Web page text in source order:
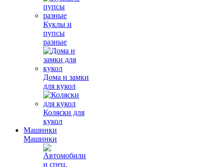
Куклы и
пупсы
разные
Дома и замки
для кукол
Коляски для
кукол
Машинки
Машинки